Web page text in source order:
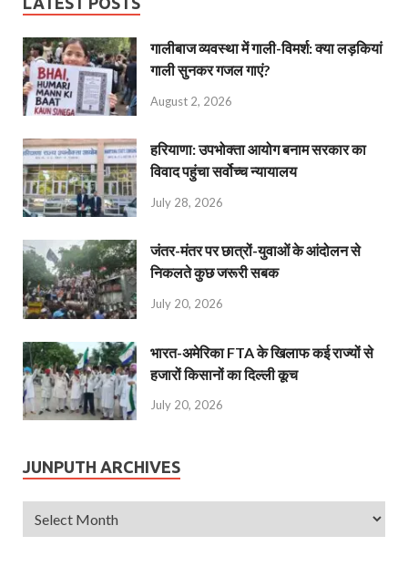
गालीबाज व्‍यवस्‍था में गाली-विमर्श: क्या लड़कियां
गाली सुनकर गजल गाएं?
August 2, 2026
हरियाणा: उपभोक्ता आयोग बनाम सरकार का
विवाद पहुंचा सर्वोच्च न्यायालय
July 28, 2026
जंतर-मंतर पर छात्रों-युवाओं के आंदोलन से
निकलते कुछ जरूरी सबक
July 20, 2026
भारत-अमेरिका FTA के खिलाफ कई राज्यों से
हजारों किसानों का दिल्ली कूच
July 20, 2026
JUNPUTH ARCHIVES